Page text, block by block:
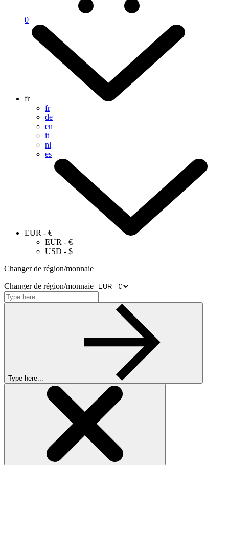
0
fr
fr
de
en
it
nl
es
EUR - €
EUR - €
USD - $
Changer de région/monnaie
Changer de région/monnaie
Type here...